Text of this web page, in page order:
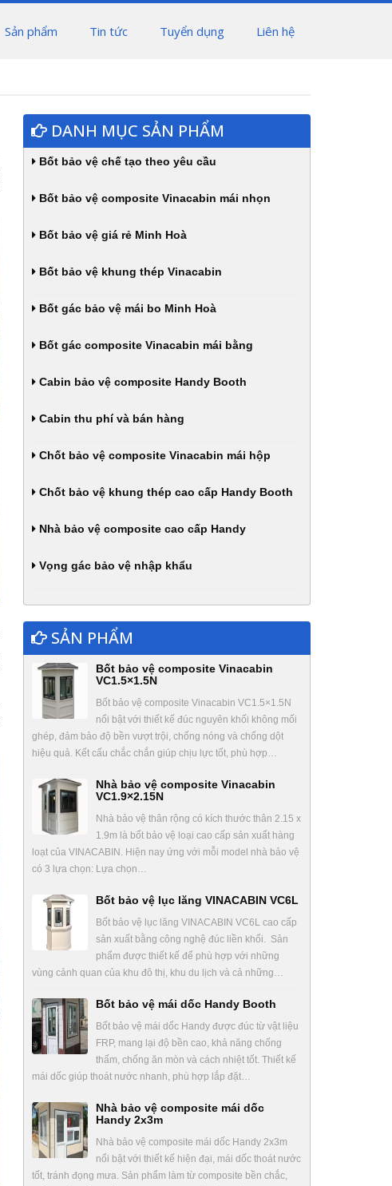
Sản phẩm Tin tức Tuyển dụng Liên hệ
DANH MỤC SẢN PHẨM
Bốt bảo vệ chế tạo theo yêu cầu
Bốt bảo vệ composite Vinacabin mái nhọn
Bốt bảo vệ giá rẻ Minh Hoà
Bốt bảo vệ khung thép Vinacabin
Bốt gác bảo vệ mái bo Minh Hoà
Bốt gác composite Vinacabin mái bằng
Cabin bảo vệ composite Handy Booth
Cabin thu phí và bán hàng
Chốt bảo vệ composite Vinacabin mái hộp
Chốt bảo vệ khung thép cao cấp Handy Booth
Nhà bảo vệ composite cao cấp Handy
Vọng gác bảo vệ nhập khẩu
SẢN PHẨM
Bốt bảo vệ composite Vinacabin
VC1.5×1.5N
Bốt bảo vệ composite Vinacabin VC1.5×1.5N
nổi bật với thiết kế đúc nguyên khối không mối
ghép, đảm bảo độ bền vượt trội, chống nóng và chống dột
hiệu quả. Kết cấu chắc chắn giúp chịu lực tốt, phù hợp…
Nhà bảo vệ composite Vinacabin
VC1.9×2.15N
Nhà bảo vệ thân rộng có kích thước thân 2.15 x
1.9m là bốt bảo vệ loại cao cấp sản xuất hàng
loạt của VINACABIN. Hiện nay ứng với mỗi model nhà bảo vệ
có 3 lựa chọn: Lựa chọn…
Bốt bảo vệ lục lăng VINACABIN VC6L
Bốt bảo vệ lục lăng VINACABIN VC6L cao cấp
sản xuất bằng công nghệ đúc liền khối. Sản
phẩm được thiết kế để phù hợp với những
vùng cảnh quan của khu đô thị, khu du lịch và cả những…
Bốt bảo vệ mái dốc Handy Booth
Bốt bảo vệ mái dốc Handy được đúc từ vật liệu
FRP, mang lại độ bền cao, khả năng chống
thấm, chống ăn mòn và cách nhiệt tốt. Thiết kế
mái dốc giúp thoát nước nhanh, phù hợp lắp đặt…
Nhà bảo vệ composite mái dốc
Handy 2x3m
Nhà bảo vệ composite mái dốc Handy 2x3m
nổi bật với thiết kế hiện đại, mái dốc thoát nước
tốt, tránh đọng mưa. Sản phẩm làm từ composite bền chắc,